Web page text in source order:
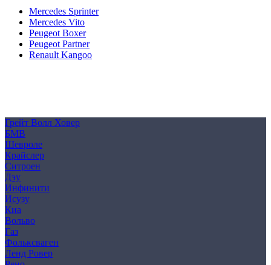
Mercedes Sprinter
Mercedes Vito
Peugeot Boxer
Peugeot Partner
Renault Kangoo
Грейт Волл Ховер
БМВ
Шевроле
Крайслер
Ситроен
Дэу
Инфинити
Исузу
Киа
Вольво
Газ
Фольксваген
Ленд Ровер